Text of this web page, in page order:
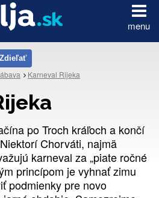
menu
Zdieľať
Karneval Rijeka
po Troch kráľoch a končí
Chorváti, najmä
karneval za „piate ročné
princípom je vyhnať zimu
podmienky pre novo